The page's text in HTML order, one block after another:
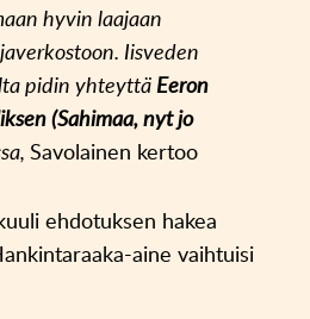
hyvin laajaan
Iisveden
pidin yhteyttäEeron
(Sahimaa, nyt jo
Savolainen kertoo
ehdotuksen hakea
aine vaihtuisi